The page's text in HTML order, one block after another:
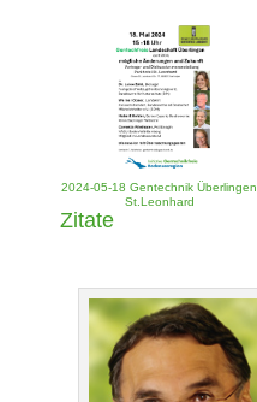
2024-05-18 Gentechnik Überlingen
St.Leonhard
Zitate